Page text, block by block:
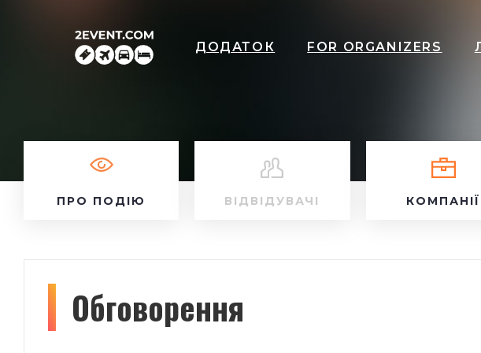
ДОДАТОК FOR ORGANIZERS
ПРО ПОДІЮ ВІДВІДУВАЧІ КОМПАНІЇ
Обговорення